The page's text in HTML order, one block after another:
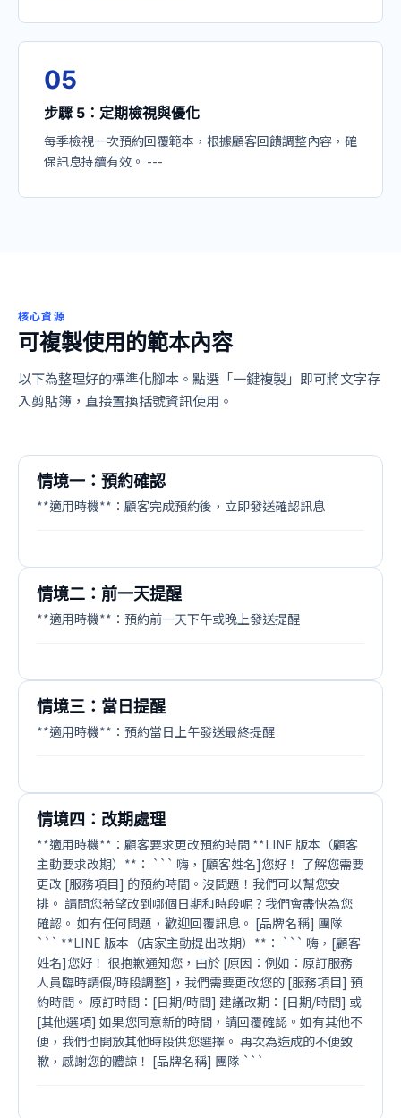
05
步驟 5：定期檢視與優化
每季檢視一次預約回覆範本，根據顧客回饋調整內容，確
保訊息持續有效。 ---
核心資源
可複製使用的範本內容
以下為整理好的標準化腳本。點選「一鍵複製」即可將文字存
入剪貼簿，直接置換括號資訊使用。
情境一：預約確認
**適用時機**：顧客完成預約後，立即發送確認訊息
情境二：前一天提醒
**適用時機**：預約前一天下午或晚上發送提醒
情境三：當日提醒
**適用時機**：預約當日上午發送最終提醒
情境四：改期處理
**適用時機**：顧客要求更改預約時間 **LINE 版本（顧客
主動要求改期）**： ``` 嗨，[顧客姓名]您好！ 了解您需要
更改 [服務項目] 的預約時間。沒問題！我們可以幫您安
排。 請問您希望改到哪個日期和時段呢？我們會盡快為您
確認。 如有任何問題，歡迎回覆訊息。 [品牌名稱] 團隊
``` **LINE 版本（店家主動提出改期）**： ``` 嗨，[顧客
姓名]您好！ 很抱歉通知您，由於 [原因：例如：原訂服務
人員臨時請假/時段調整]，我們需要更改您的 [服務項目] 預
約時間。 原訂時間：[日期/時間] 建議改期：[日期/時間] 或
[其他選項] 如果您同意新的時間，請回覆確認。如有其他不
便，我們也開放其他時段供您選擇。 再次為造成的不便致
歉，感謝您的體諒！ [品牌名稱] 團隊 ```